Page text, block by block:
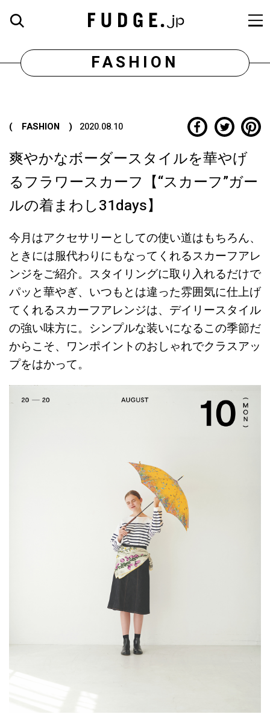
FASHION
( FASHION ) 2020.08.10
爽やかなボーダースタイルを華やげ
るフラワースカーフ【“スカーフ”ガー
ルの着まわし31days】
今月はアクセサリーとしての使い道はもちろん、
ときには服代わりにもなってくれるスカーフアレ
ンジをご紹介。スタイリングに取り入れるだけで
パッと華やぎ、いつもとは違った雰囲気に仕上げ
てくれるスカーフアレンジは、デイリースタイル
の強い味方に。シンプルな装いになるこの季節だ
からこそ、ワンポイントのおしゃれでクラスアッ
プをはかって。